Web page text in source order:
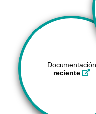
Documentación
reciente